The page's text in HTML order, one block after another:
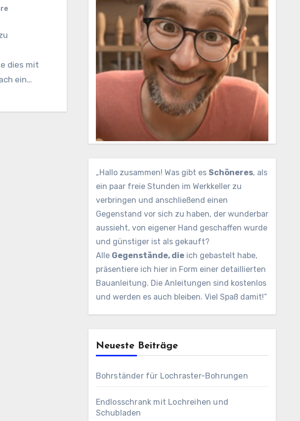
dies mit
ein…
„Hallo zusammen! Was gibt es Schöneres, als
ein paar freie Stunden im Werkkeller zu
verbringen und anschließend einen
Gegenstand vor sich zu haben, der wunderbar
aussieht, von eigener Hand geschaffen wurde
und günstiger ist als gekauft?
Alle Gegenstände, dieich gebastelt habe,
präsentiere ich hier in Form einer detaillierten
Bauanleitung. Die Anleitungen sind kostenlos
und werden es auch bleiben. Viel Spaß damit!“
Neueste Beiträge
Bohrständer für Lochraster-Bohrungen
Endlosschrank mit Lochreihen und
Schubladen